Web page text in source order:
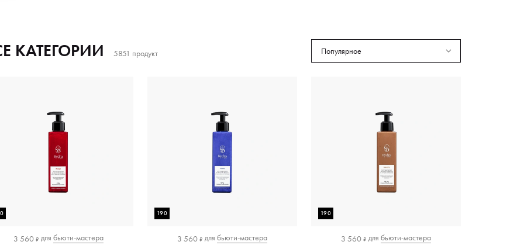
КАТЕГОРИИ 5851 продукт Популярное
3 560 ₽ для бьюти-мастера
190
3 560 ₽ для бьюти-мастера
190
3 560 ₽ для бьюти-мастера